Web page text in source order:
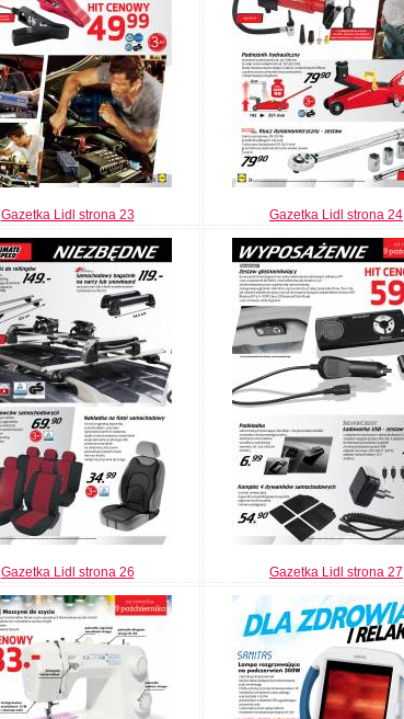
Gazetka Lidl strona 23 Gazetka Lidl strona 24
Gazetka Lidl strona 26 Gazetka Lidl strona 27